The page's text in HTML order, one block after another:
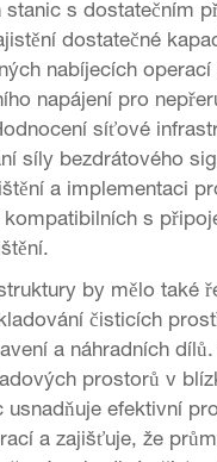
stanic s dostatečním
dostatečné
nabíjecích operací
napájení pro
síťové
síly bezdrátového
a implementaci
kompatibilních s
by mělo také
čisticích
a náhradních
prostorů v
usnadňuje efektivní
a zajišťuje, že